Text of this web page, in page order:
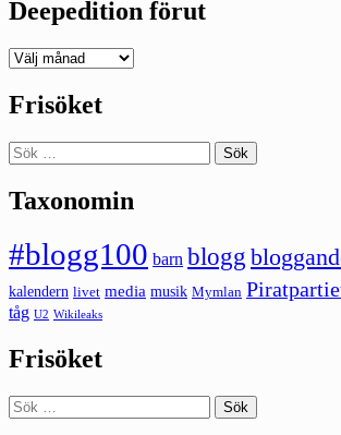
Deepedition förut
Deepedition
Frisöket
Sök
efter:
Taxonomin
#blogg100 barn blogg
kalendern livet media musik Mymlan
tåg U2 Wikileaks
Frisöket
Sök
efter: